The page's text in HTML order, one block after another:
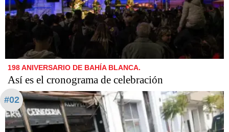
198 ANIVERSARIO DE BAHÍA BLANCA.
Así es el cronograma de celebración
#02